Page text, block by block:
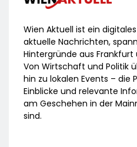
Wien Aktuell ist ein
aktuelle Nachrichten,
Hintergründe aus
Von Wirtschaft und Politik
hin zu lokalen Events –
Einblicke und relevante
am Geschehen in der
sind.